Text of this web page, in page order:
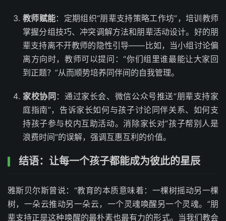
教师赋能：定期组织“朋辈支持策略工作坊”，培训教师
掌握分组技巧、冲突调解方法和朋辈活动设计。好的朋
辈支持离不开教师的隐性引导——比如，当小组讨论偏
离方向时，教师可以提问：“你们组里谁最能让大家回
到正题？”从而顺势培养同伴间的自我管理。
家校协同 ：通过家长会、微信公众号推送“朋辈支持家
庭指南”，告诉家长如何与孩子讨论同伴关系、如何支
持孩子参与校内互助活动。消除家长对“孩子帮别人是
浪费时间”的误解，强调互惠互利的价值。
结语：让每一个孩子都能成为彼此的星辰
雅斯贝尔斯曾说：“教育的本质意味着：一棵树摇动另一棵
树，一朵云推动另一朵云，一个灵魂唤醒另一个灵魂。”朋
辈支持正是这种唤醒的最朴素也最有力的形式。当我们教会